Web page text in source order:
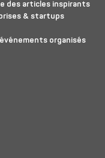
des articles inspirants
& startups
organisés